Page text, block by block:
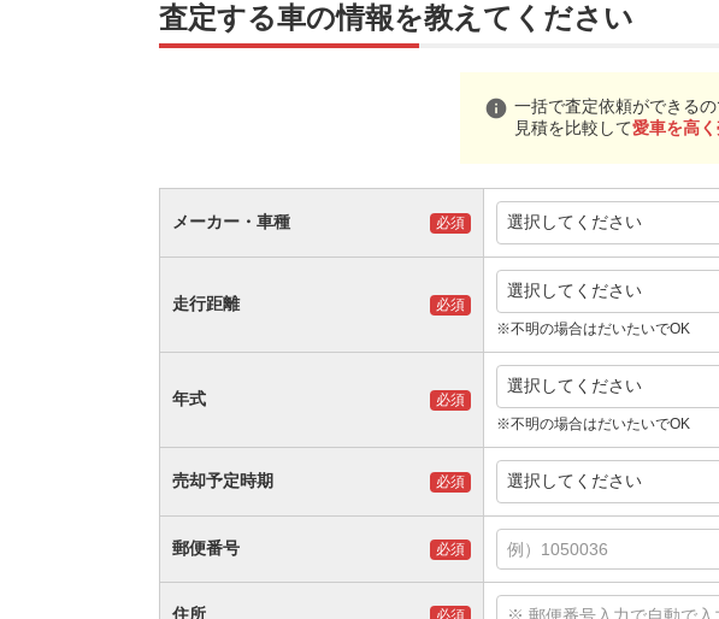
査定する車の情報を教えてください
info 一括で査定依頼ができる
見積を比較して愛車を高く
メーカー・車種 必須 選択してください
走行距離 必須
選択してください
※不明の場合はだいたいでOK
年式 必須
選択してください
※不明の場合はだいたいでOK
売却予定時期 必須 選択してください
郵便番号 必須
住所 必須